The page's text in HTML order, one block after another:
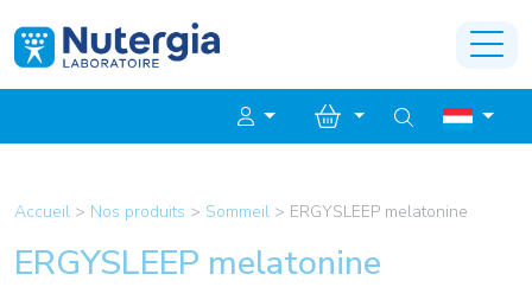
Accueil > Nos produits > Sommeil > ERGYSLEEP melatonine
ERGYSLEEP melatonine